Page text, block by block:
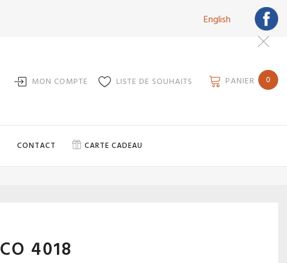
English
MON COMPTE LISTE DE SOUHAITS PANIER 0
CONTACT CARTE CADEAU
CO 4018